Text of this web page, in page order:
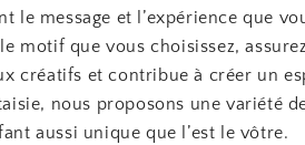
le message et l’expérience que
motif que vous choisissez,
créatifs et contribue à créer un
nous proposons une variété
aussi unique que l’est le vôtre.